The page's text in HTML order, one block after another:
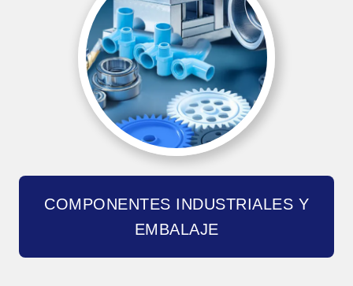
COMPONENTES INDUSTRIALES Y
EMBALAJE